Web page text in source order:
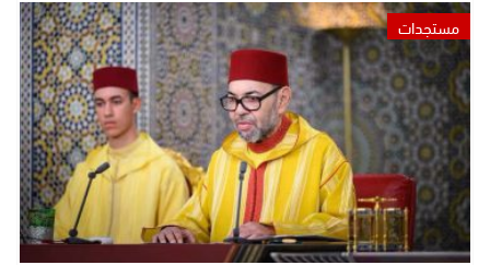
مستجدات